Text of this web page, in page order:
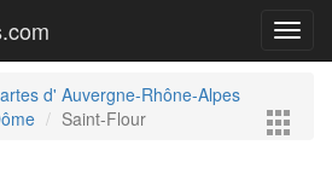
d' Auvergne-Rhône-Alpes
Saint-Flour